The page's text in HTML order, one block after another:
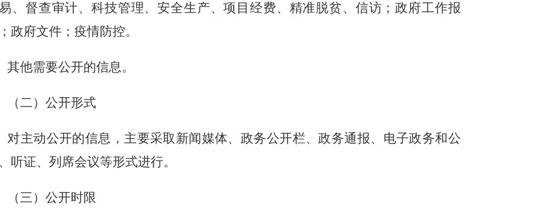
、督查审计、科技管理、安全生产、项目经费、精准脱贫、信访；政府工作报
政府文件；疫情防控。
其他需要公开的信息。
（二）公开形式
对主动公开的信息，主要采取新闻媒体、政务公开栏、政务通报、电子政务和公
听证、列席会议等形式进行。
（三）公开时限